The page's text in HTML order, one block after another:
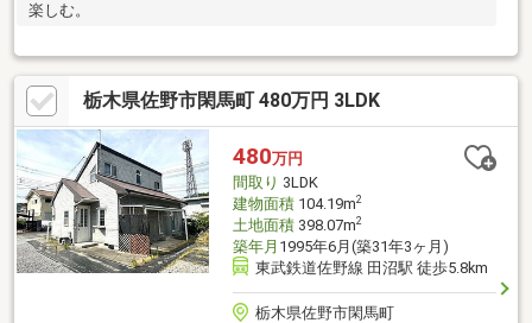
楽しむ。
栃木県佐野市閑馬町 480万円 3LDK
480万円
間取り 3LDK
建物面積104.19m2
土地面積398.07m2
築年月 1995年6月(築31年3ヶ月)
東武鉄道佐野線 田沼駅 徒歩5.8km
栃木県佐野市閑馬町